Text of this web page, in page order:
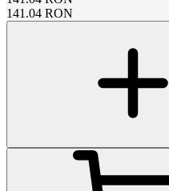
141.04 RON